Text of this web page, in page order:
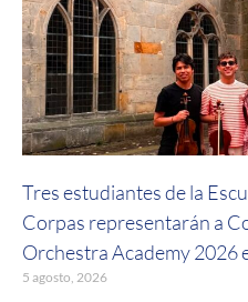
Tres estudiantes de la
Corpas representarán a
Orchestra Academy 2026
5 agosto, 2026